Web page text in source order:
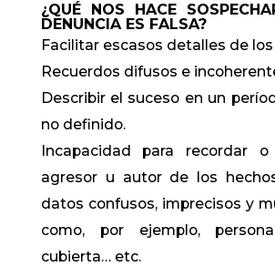
¿QUÉ NOS HACE
DENUNCIA ES FALSA?
Facilitar escasos detalles de
Recuerdos difusos e
Describir el suceso en un
no definido.
Incapacidad para recordar
agresor u autor de los
datos confusos, imprecisos y
como, por ejemplo,
cubierta… etc.